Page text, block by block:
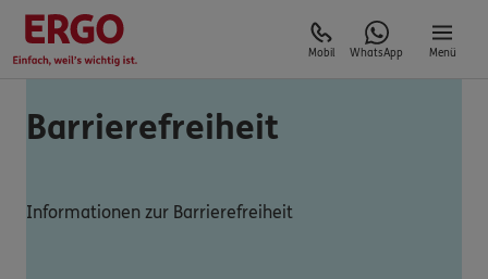
Mobil WhatsApp Menü
Barrierefreiheit
Informationen zur Barrierefreiheit